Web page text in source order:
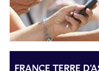
FRANCE TERRE